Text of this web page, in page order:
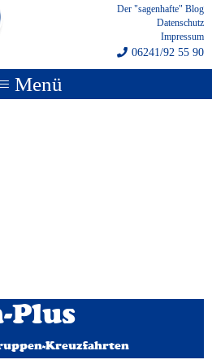
Der "sagenhafte" Blog
Datenschutz
Impressum
06241/92 55 90
≡ Menü
Plus
Kreuzfahrten